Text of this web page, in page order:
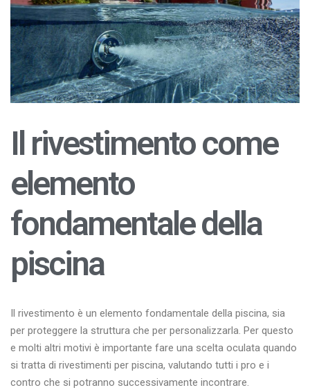
Il rivestimento come
elemento
fondamentale della
piscina
Il rivestimento è un elemento fondamentale della piscina, sia
per proteggere la struttura che per personalizzarla. Per questo
e molti altri motivi è importante fare una scelta oculata quando
si tratta di rivestimenti per piscina, valutando tutti i pro e i
contro che si potranno successivamente incontrare.